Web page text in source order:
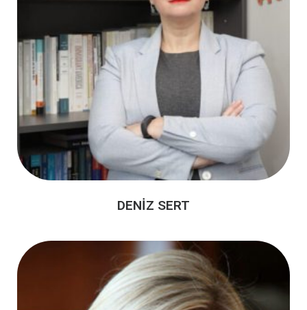
DENİZ SERT